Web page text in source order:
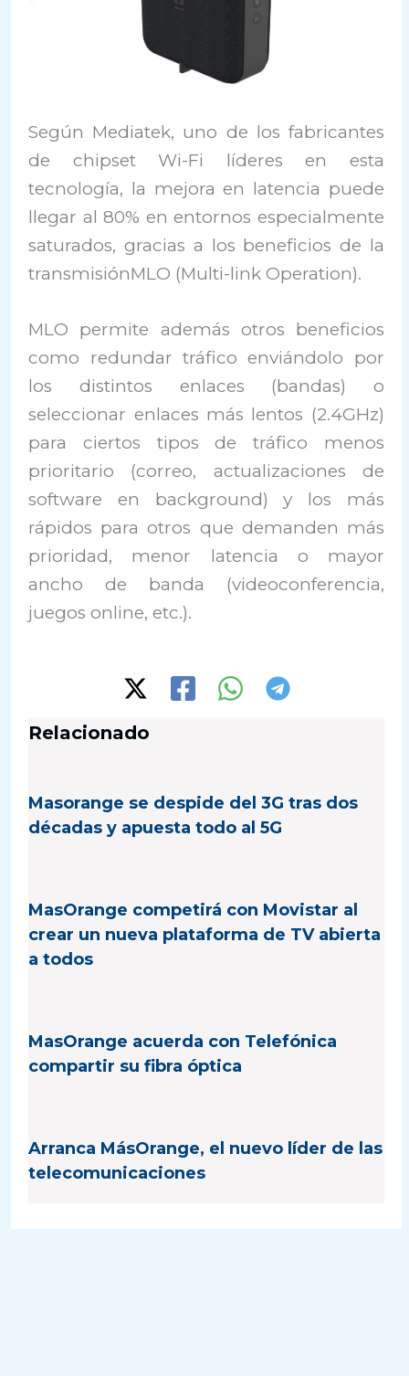
Según Mediatek, uno de los fabricantes
de chipset Wi-Fi líderes en esta
tecnología, la mejora en latencia puede
llegar al 80% en entornos especialmente
saturados, gracias a los beneficios de la
transmisiónMLO (Multi-link Operation).
MLO permite además otros beneficios
como redundar tráfico enviándolo por
los distintos enlaces (bandas) o
seleccionar enlaces más lentos (2.4GHz)
para ciertos tipos de tráfico menos
prioritario (correo, actualizaciones de
software en background) y los más
rápidos para otros que demanden más
prioridad, menor latencia o mayor
ancho de banda (videoconferencia,
juegos online, etc.).
Relacionado
Masorange se despide del 3G tras dos
décadas y apuesta todo al 5G
MasOrange competirá con Movistar al
crear un nueva plataforma de TV abierta
a todos
MasOrange acuerda con Telefónica
compartir su fibra óptica
Arranca MásOrange, el nuevo líder de las
telecomunicaciones